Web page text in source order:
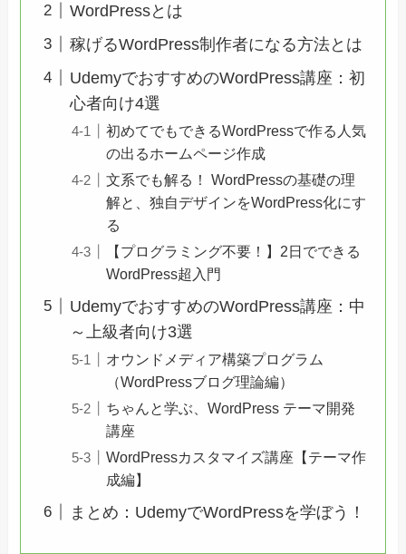
WordPressとは
稼げるWordPress制作者になる方法とは
UdemyでおすすめのWordPress講座：初
心者向け4選
初めてでもできるWordPressで作る人気
の出るホームページ作成
文系でも解る！ WordPressの基礎の理
解と、独自デザインをWordPress化にす
る
【プログラミング不要！】2日でできる
WordPress超入門
UdemyでおすすめのWordPress講座：中
～上級者向け3選
オウンドメディア構築プログラム
（WordPressブログ理論編）
ちゃんと学ぶ、WordPress テーマ開発
講座
WordPressカスタマイズ講座【テーマ作
成編】
まとめ：UdemyでWordPressを学ぼう！